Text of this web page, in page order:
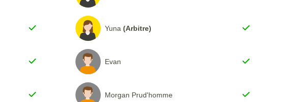
Yuna (Arbitre)
Evan
Morgan Prud'homme